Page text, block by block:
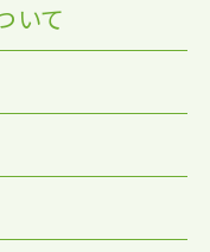
いて